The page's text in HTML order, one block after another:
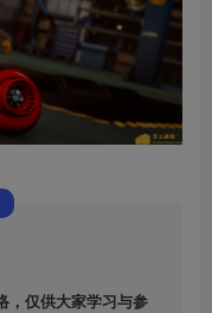
，仅供大家学习与参